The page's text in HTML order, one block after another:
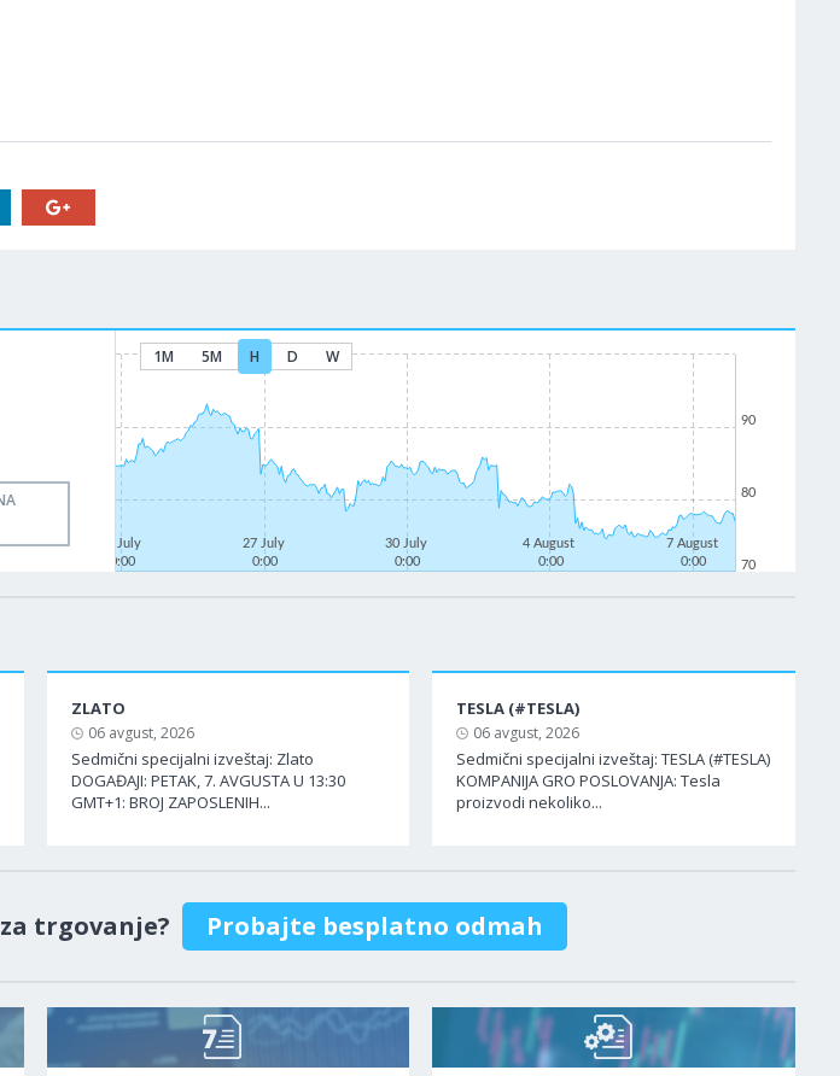
1M 5M H D W
22 July
0:00
27 July
0:00
30 July
0:00
4 August
0:00
7 August
0:00
70
80
90
ZLATO
06 avgust, 2026
Sedmični specijalni izveštaj: Zlato
DOGAĐAJI: PETAK, 7. AVGUSTA U 13:30
GMT+1: BROJ ZAPOSLENIH...
TESLA (#TESLA)
06 avgust, 2026
Sedmični specijalni izveštaj: TESLA (#TESLA)
KOMPANIJA GRO POSLOVANJA: Tesla
proizvodi nekoliko...
trgovanje? Probajte besplatno odmah